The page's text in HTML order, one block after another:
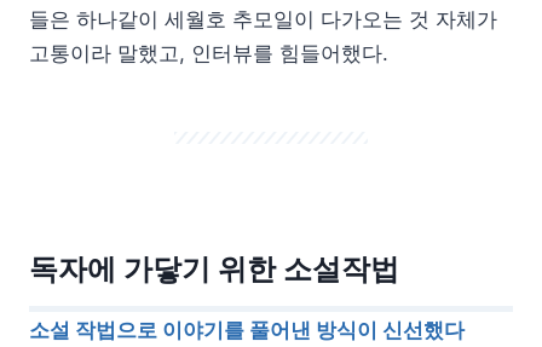
들은 하나같이 세월호 추모일이 다가오는 것 자체가
고통이라 말했고, 인터뷰를 힘들어했다.
독자에 가닿기 위한 소설작법
소설 작법으로 이야기를 풀어낸 방식이 신선했다